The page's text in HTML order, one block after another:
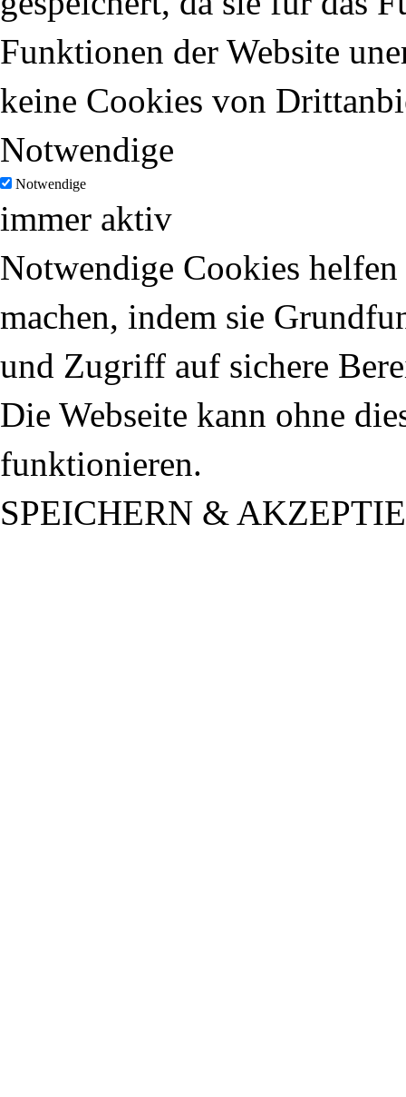
Funktionen der Website
keine Cookies von
Notwendige
Notwendige
immer aktiv
Notwendige Cookies
machen, indem sie
und Zugriff auf sichere
Die Webseite kann ohne
funktionieren.
SPEICHERN &